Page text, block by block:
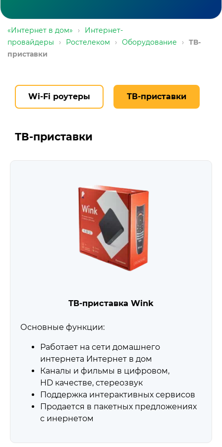
«Интернет в дом» ›
Интернет-
провайдеры
› Ростелеком › Оборудование ›
ТВ-
приставки
Wi-Fi роутеры ТВ-приставки
ТВ-приставки
ТВ-приставка Wink
Основные функции:
Работает на сети домашнего
интернета Интернет в дом
Каналы и фильмы в цифровом,
HD качестве, стереозвук
Поддержка интерактивных сервисов
Продается в пакетных предложениях
с инернетом